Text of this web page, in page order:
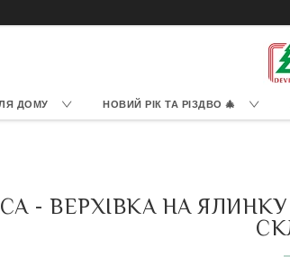
ДОМУ НОВИЙ РІК ТА РІЗДВО 🎄
- ВЕРХІВКА НА